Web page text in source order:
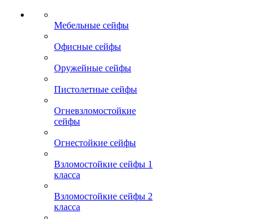
Мебельные сейфы
Офисные сейфы
Оружейные сейфы
Пистолетные сейфы
Огневзломостойкие
сейфы
Огнестойкие сейфы
Взломостойкие сейфы 1
класса
Взломостойкие сейфы 2
класса